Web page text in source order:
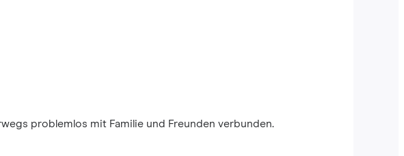
problemlos mit Familie und Freunden verbunden.